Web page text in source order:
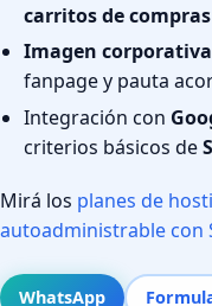
carritos de compras
Imagen corporativa
fanpage y pauta
Integración con
criterios básicos de
Mirá los planes de
autoadministrable con
WhatsApp